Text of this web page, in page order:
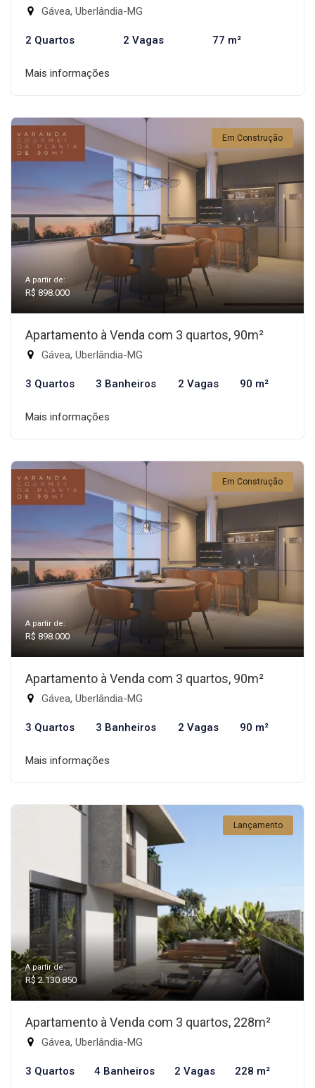
Gávea, Uberlândia-MG
2 Quartos 2 Vagas 77 m²
Mais informações
Em Construção
A partir de:
R$ 898.000
Apartamento à Venda com 3 quartos, 90m²
Gávea, Uberlândia-MG
3 Quartos 3 Banheiros 2 Vagas 90 m²
Mais informações
Em Construção
A partir de:
R$ 898.000
Apartamento à Venda com 3 quartos, 90m²
Gávea, Uberlândia-MG
3 Quartos 3 Banheiros 2 Vagas 90 m²
Mais informações
Lançamento
A partir de:
R$ 2.130.850
Apartamento à Venda com 3 quartos, 228m²
Gávea, Uberlândia-MG
3 Quartos 4 Banheiros 2 Vagas 228 m²